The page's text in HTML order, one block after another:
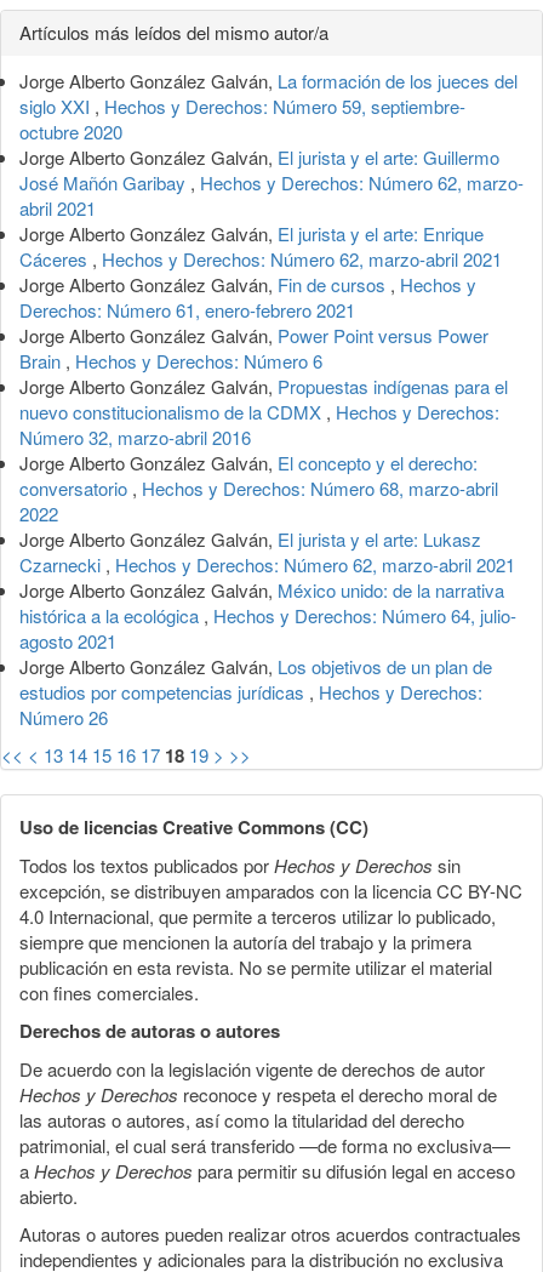
Detalles
del
artículo
Artículos más leídos del mismo autor/a
Jorge Alberto González Galván, La formación de los jueces del
siglo XXI , Hechos y Derechos: Número 59, septiembre-
octubre 2020
Jorge Alberto González Galván, El jurista y el arte: Guillermo
José Mañón Garibay , Hechos y Derechos: Número 62, marzo-
abril 2021
Jorge Alberto González Galván, El jurista y el arte: Enrique
Cáceres , Hechos y Derechos: Número 62, marzo-abril 2021
Jorge Alberto González Galván, Fin de cursos , Hechos y
Derechos: Número 61, enero-febrero 2021
Jorge Alberto González Galván, Power Point versus Power
Brain , Hechos y Derechos: Número 6
Jorge Alberto González Galván, Propuestas indígenas para el
nuevo constitucionalismo de la CDMX , Hechos y Derechos:
Número 32, marzo-abril 2016
Jorge Alberto González Galván, El concepto y el derecho:
conversatorio , Hechos y Derechos: Número 68, marzo-abril
2022
Jorge Alberto González Galván, El jurista y el arte: Lukasz
Czarnecki , Hechos y Derechos: Número 62, marzo-abril 2021
Jorge Alberto González Galván, México unido: de la narrativa
histórica a la ecológica , Hechos y Derechos: Número 64, julio-
agosto 2021
Jorge Alberto González Galván, Los objetivos de un plan de
estudios por competencias jurídicas , Hechos y Derechos:
Número 26
<< < 13 14 15 16 17 18 19 > >>
Uso de licencias Creative Commons (CC)
Todos los textos publicados porHechos y Derechos sin
excepción, se distribuyen amparados con la licencia CC BY-NC
4.0 Internacional, que permite a terceros utilizar lo publicado,
siempre que mencionen la autoría del trabajo y la primera
publicación en esta revista. No se permite utilizar el material
con fines comerciales.
Derechos de autoras o autores
De acuerdo con la legislación vigente de derechos de autor
Hechos y Derechos reconoce y respeta el derecho moral de
las autoras o autores, así como la titularidad del derecho
patrimonial, el cual será transferido —de forma no exclusiva—
aHechos y Derechos para permitir su difusión legal en acceso
abierto.
Autoras o autores pueden realizar otros acuerdos contractuales
independientes y adicionales para la distribución no exclusiva